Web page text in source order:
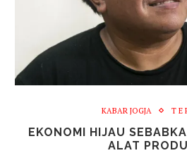
KABAR JOGJA T E
EKONOMI HIJAU
ALAT